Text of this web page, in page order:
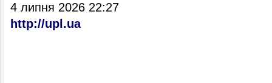
4 липня 2026 22:27
http://upl.ua